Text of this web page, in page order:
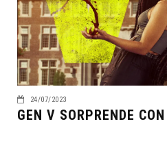
24/07/2023
GEN V SORPRENDE